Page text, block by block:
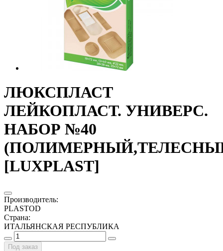
ЛЮКСПЛАСТ
ЛЕЙКОПЛАСТ. УНИВЕРС.
НАБОР №40
[LUXPLAST]
Производитель:
PLASTOD
Страна:
ИТАЛЬЯНСКАЯ РЕСПУБЛИКА
Под заказ